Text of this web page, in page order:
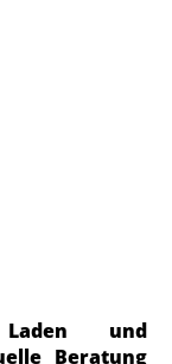
Laden und
Beratung